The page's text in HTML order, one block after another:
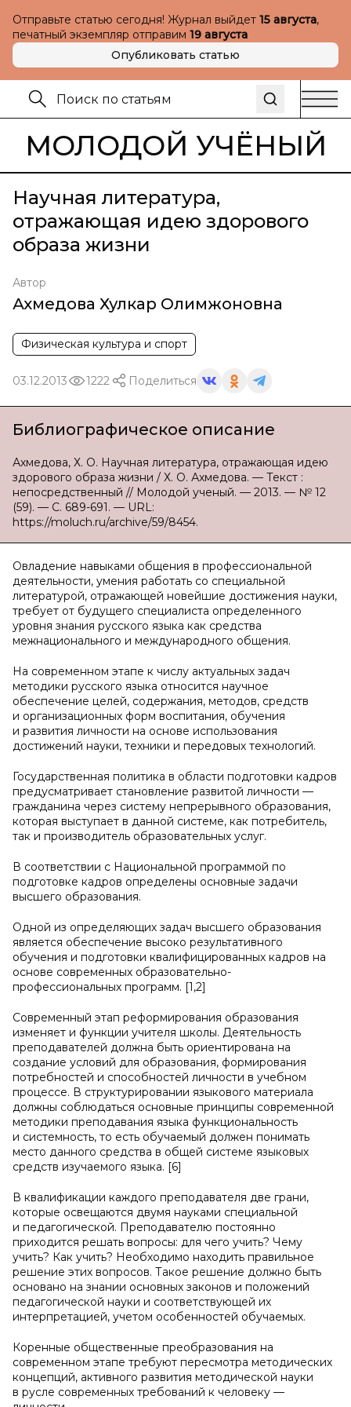
Отправьте статью сегодня! Журнал выйдет 15 августа,
печатный экземпляр отправим 19 августа
Опубликовать статью
МОЛОДОЙ УЧЁНЫЙ
Научная литература,
отражающая идею здорового
образа жизни
Автор
Ахмедова Хулкар Олимжоновна
Физическая культура и спорт
03.12.2013 1222 Поделиться
Библиографическое описание
Ахмедова, Х. О. Научная литература, отражающая идею
здорового образа жизни / Х. О. Ахмедова. — Текст :
непосредственный // Молодой ученый. — 2013. — № 12
(59). — С. 689-691. — URL:
https://moluch.ru/archive/59/8454.
Овладение навыками общения в профессиональной
деятельности, умения работать со специальной
литературой, отражающей новейшие достижения науки,
требует от будущего специалиста определенного
уровня знания русского языка как средства
межнационального и международного общения.
На современном этапе к числу актуальных задач
методики русского языка относится научное
обеспечение целей, содержания, методов, средств
и организационных форм воспитания, обучения
и развития личности на основе использования
достижений науки, техники и передовых технологий.
Государственная политика в области подготовки кадров
предусматривает становление развитой личности —
гражданина через систему непрерывного образования,
которая выступает в данной системе, как потребитель,
так и производитель образовательных услуг.
В соответствии с Национальной программой по
подготовке кадров определены основные задачи
высшего образования.
Одной из определяющих задач высшего образования
является обеспечение высоко результативного
обучения и подготовки квалифицированных кадров на
основе современных образовательно-
профессиональных программ. [1,2]
Современный этап реформирования образования
изменяет и функции учителя школы. Деятельность
преподавателей должна быть ориентирована на
создание условий для образования, формирования
потребностей и способностей личности в учебном
процессе. В структурировании языкового материала
должны соблюдаться основные принципы современной
методики преподавания языка функциональность
и системность, то есть обучаемый должен понимать
место данного средства в общей системе языковых
средств изучаемого языка. [6]
В квалификации каждого преподавателя две грани,
которые освещаются двумя науками специальной
и педагогической. Преподавателю постоянно
приходится решать вопросы: для чего учить? Чему
учить? Как учить? Необходимо находить правильное
решение этих вопросов. Такое решение должно быть
основано на знании основных законов и положений
педагогической науки и соответствующей их
интерпретацией, учетом особенностей обучаемых.
Коренные общественные преобразования на
современном этапе требуют пересмотра методических
концепций, активного развития методической науки
в русле современных требований к человеку —